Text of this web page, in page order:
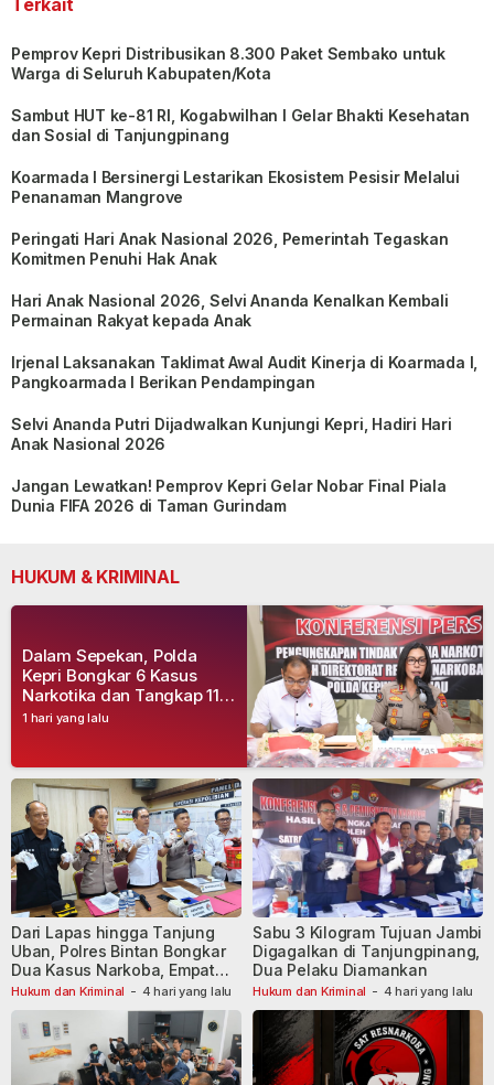
Pemprov Kepri Distribusikan 8.300 Paket Sembako untuk
Warga di Seluruh Kabupaten/Kota
Sambut HUT ke-81 RI, Kogabwilhan I Gelar Bhakti Kesehatan
dan Sosial di Tanjungpinang
Koarmada I Bersinergi Lestarikan Ekosistem Pesisir Melalui
Penanaman Mangrove
Peringati Hari Anak Nasional 2026, Pemerintah Tegaskan
Komitmen Penuhi Hak Anak
Hari Anak Nasional 2026, Selvi Ananda Kenalkan Kembali
Permainan Rakyat kepada Anak
Irjenal Laksanakan Taklimat Awal Audit Kinerja di Koarmada I,
Pangkoarmada I Berikan Pendampingan
Selvi Ananda Putri Dijadwalkan Kunjungi Kepri, Hadiri Hari
Anak Nasional 2026
Jangan Lewatkan! Pemprov Kepri Gelar Nobar Final Piala
Dunia FIFA 2026 di Taman Gurindam
HUKUM & KRIMINAL
1 hari yang lalu
Dalam Sepekan, Polda
Kepri Bongkar 6 Kasus
Narkotika dan Tangkap 11
Tersangka
Hukum dan Kriminal - 4 hari yang lalu
Dari Lapas hingga Tanjung
Uban, Polres Bintan Bongkar
Dua Kasus Narkoba, Empat
Tersangka Dibekuk
Hukum dan Kriminal - 4 hari yang lalu
Sabu 3 Kilogram Tujuan Jambi
Digagalkan di Tanjungpinang,
Dua Pelaku Diamankan